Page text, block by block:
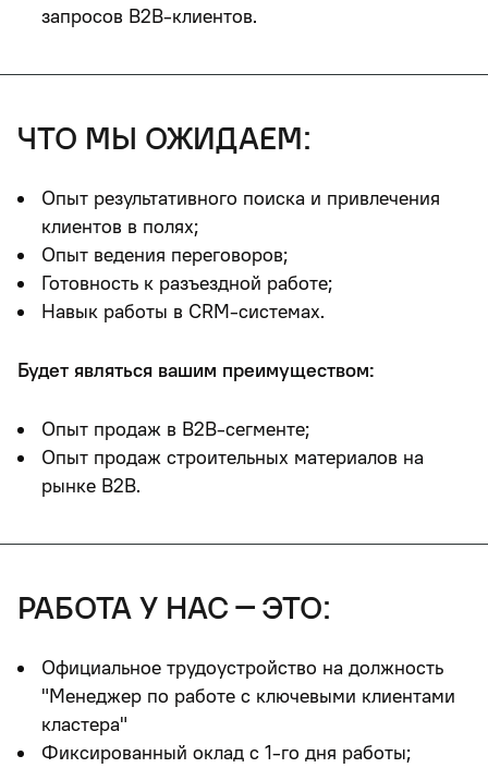
запросов B2B-клиентов.
что мы ожидаем:
Опыт результативного поиска и привлечения
клиентов в полях;
Опыт ведения переговоров;
Готовность к разъездной работе;
Навык работы в CRM-системах.
Будет являться вашим преимуществом:
Опыт продаж в B2B-сегменте;
Опыт продаж строительных материалов на
рынке B2B.
работа у нас – это:
Официальное трудоустройство на должность
"Менеджер по работе с ключевыми клиентами
кластера"
Фиксированный оклад с 1-го дня работы;